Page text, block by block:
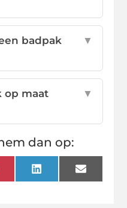
badpak
▼
op maat
▼
dan op:
LinkedInEmail